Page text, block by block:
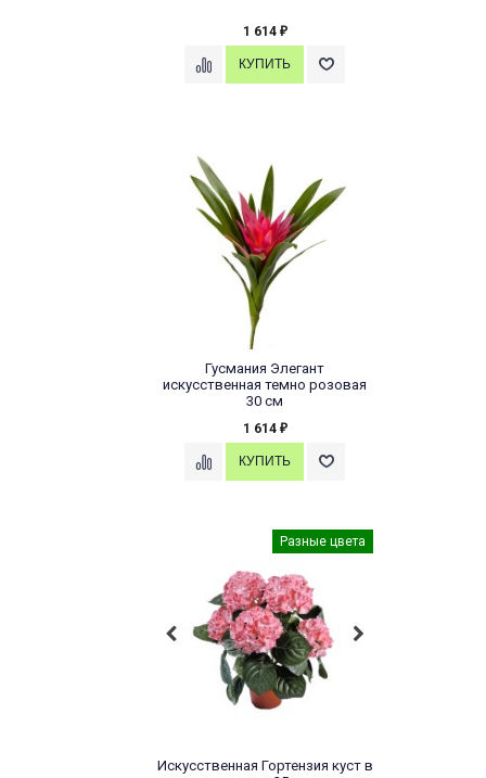
1 614 ₽
Гусмания Элегант
искусственная темно розовая
30 см
1 614 ₽
Разные цвета
Искусственная Гортензия куст в